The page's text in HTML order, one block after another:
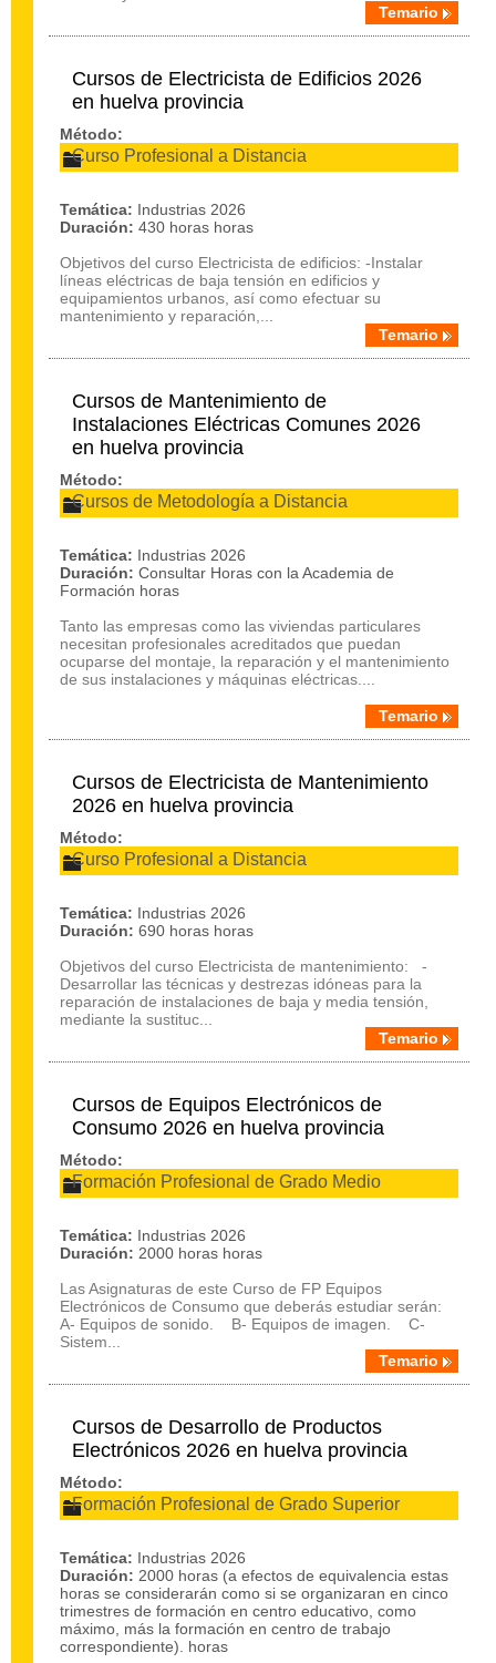
Temario
Cursos de Electricista de Edificios 2026
en huelva provincia
Método:
Curso Profesional a Distancia
Temática: Industrias 2026
Duración: 430 horas horas
Objetivos del curso Electricista de edificios: -Instalar
líneas eléctricas de baja tensión en edificios y
equipamientos urbanos, así como efectuar su
mantenimiento y reparación,...
Temario
Cursos de Mantenimiento de
Instalaciones Eléctricas Comunes 2026
en huelva provincia
Método:
Cursos de Metodología a Distancia
Temática: Industrias 2026
Duración: Consultar Horas con la Academia de
Formación horas
Tanto las empresas como las viviendas particulares
necesitan profesionales acreditados que puedan
ocuparse del montaje, la reparación y el mantenimiento
de sus instalaciones y máquinas eléctricas....
Temario
Cursos de Electricista de Mantenimiento
2026 en huelva provincia
Método:
Curso Profesional a Distancia
Temática: Industrias 2026
Duración: 690 horas horas
Objetivos del curso Electricista de mantenimiento: -
Desarrollar las técnicas y destrezas idóneas para la
reparación de instalaciones de baja y media tensión,
mediante la sustituc...
Temario
Cursos de Equipos Electrónicos de
Consumo 2026 en huelva provincia
Método:
Formación Profesional de Grado Medio
Temática: Industrias 2026
Duración: 2000 horas horas
Las Asignaturas de este Curso de FP Equipos
Electrónicos de Consumo que deberás estudiar serán:
A- Equipos de sonido. B- Equipos de imagen. C-
Sistem...
Temario
Cursos de Desarrollo de Productos
Electrónicos 2026 en huelva provincia
Método:
Formación Profesional de Grado Superior
Temática: Industrias 2026
Duración: 2000 horas (a efectos de equivalencia estas
horas se considerarán como si se organizaran en cinco
trimestres de formación en centro educativo, como
máximo, más la formación en centro de trabajo
correspondiente). horas